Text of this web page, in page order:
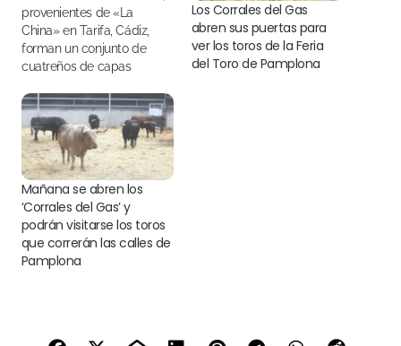
provenientes de «La
China» en Tarifa, Cádiz,
forman un conjunto de
cuatreños de capas
coloradas
Los Corrales del Gas
abren sus puertas para
ver los toros de la Feria
del Toro de Pamplona
Mañana se abren los
‘Corrales del Gas’ y
podrán visitarse los toros
que correrán las calles de
Pamplona